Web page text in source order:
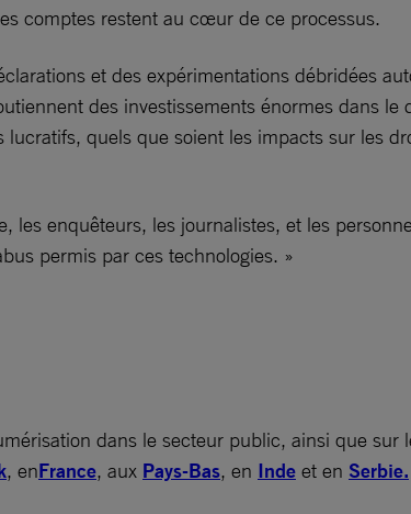
comptes restent au cœur de ce processus.
et des expérimentations débridées
des investissements énormes dans le
quels que soient les impacts sur les
les enquêteurs, les journalistes, et les
permis par ces technologies. »
dans le secteur public, ainsi que sur
, enFrance, aux Pays-Bas, en Inde et en Serbie.